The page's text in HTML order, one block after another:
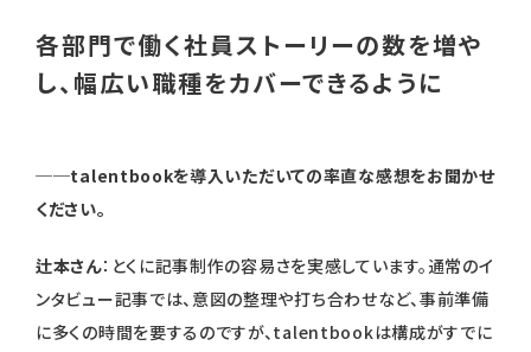
各部門で働く社員ストーリーの数を増や
し、幅広い職種をカバーできるように
──talentbookを導入いただいての率直な感想をお聞かせ
ください。
辻本さん：とくに記事制作の容易さを実感しています。通常のイ
ンタビュー記事では、意図の整理や打ち合わせなど、事前準備
に多くの時間を要するのですが、talentbookは構成がすでに